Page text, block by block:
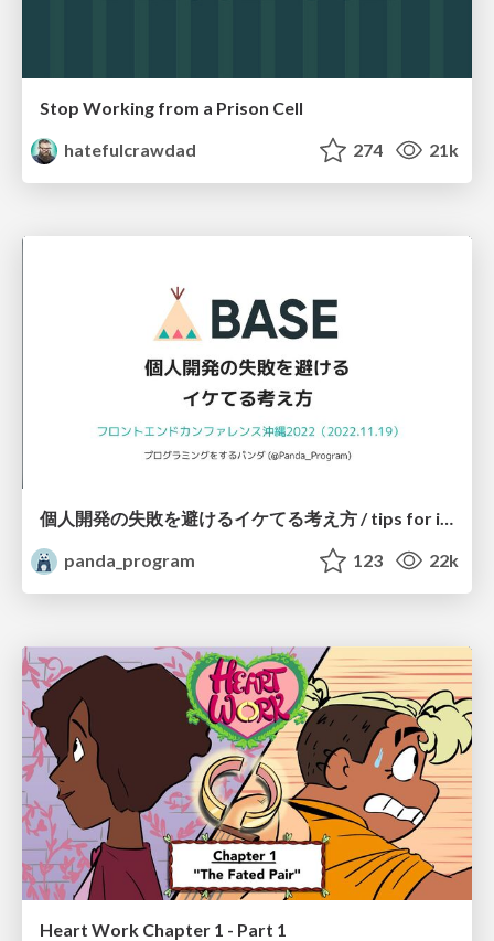
Stop Working from a Prison Cell
hatefulcrawdad
274 21k
個人開発の失敗を避けるイケてる考え方 / tips for indie hackers
panda_program
123 22k
Heart Work Chapter 1 - Part 1